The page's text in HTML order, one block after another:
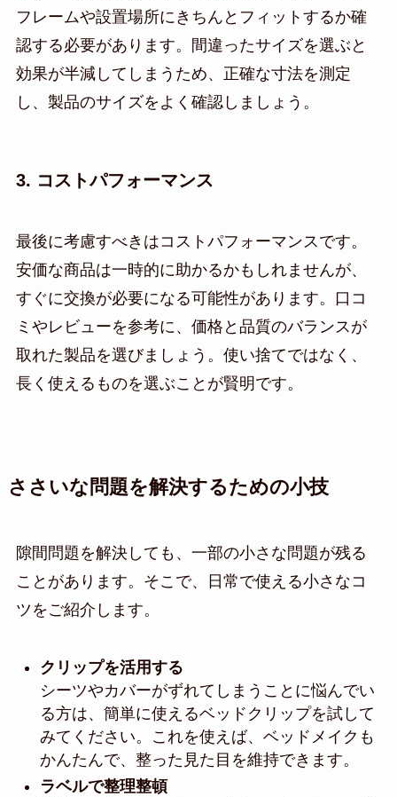
フレームや設置場所にきちんとフィットするか確
認する必要があります。間違ったサイズを選ぶと
効果が半減してしまうため、正確な寸法を測定
し、製品のサイズをよく確認しましょう。
3. コストパフォーマンス
最後に考慮すべきはコストパフォーマンスです。
安価な商品は一時的に助かるかもしれませんが、
すぐに交換が必要になる可能性があります。口コ
ミやレビューを参考に、価格と品質のバランスが
取れた製品を選びましょう。使い捨てではなく、
長く使えるものを選ぶことが賢明です。
ささいな問題を解決するための小技
隙間問題を解決しても、一部の小さな問題が残る
ことがあります。そこで、日常で使える小さなコ
ツをご紹介します。
クリップを活用する
シーツやカバーがずれてしまうことに悩んでい
る方は、簡単に使えるベッドクリップを試して
みてください。これを使えば、ベッドメイクも
かんたんで、整った見た目を維持できます。
ラベルで整理整頓